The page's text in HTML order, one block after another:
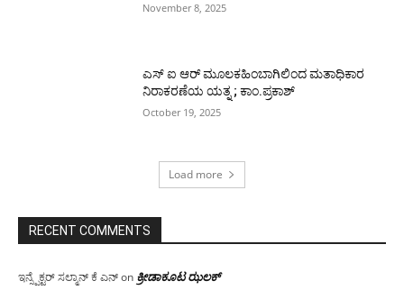
November 8, 2025
ಎಸ್ ಐ ಆರ್ ಮೂಲಕಹಿಂಬಾಗಿಲಿಂದ ಮತಾಧಿಕಾರ
ನಿರಾಕರಣೆಯ ಯತ್ನ ; ಕಾಂ.ಪ್ರಕಾಶ್
October 19, 2025
Load more
RECENT COMMENTS
ಇನ್ಸ್ಪೆಕ್ಟರ್ ಸಲ್ಮಾನ್ ಕೆ ಎನ್on ಕ್ರೀಡಾಕೂಟ ಝಲಕ್